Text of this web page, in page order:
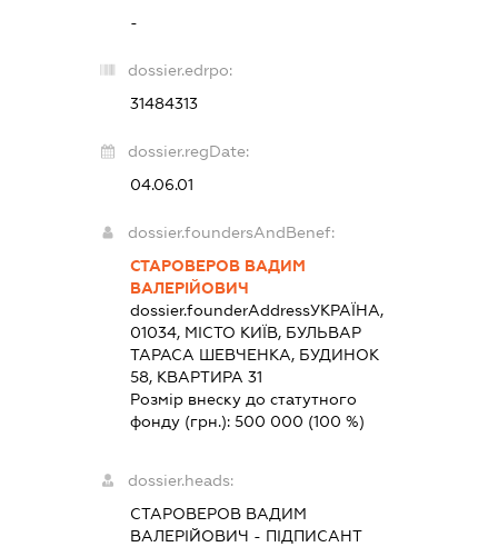
-
dossier.edrpo:
31484313
dossier.regDate:
04.06.01
dossier.foundersAndBenef:
СТАРОВЕРОВ ВАДИМ
ВАЛЕРІЙОВИЧ
dossier.founderAddressУКРАЇНА,
01034, МІСТО КИЇВ, БУЛЬВАР
ТАРАСА ШЕВЧЕНКА, БУДИНОК
58, КВАРТИРА 31
Розмір внеску до статутного
фонду (грн.):500 000 (100 %)
dossier.heads:
СТАРОВЕРОВ ВАДИМ
ВАЛЕРІЙОВИЧ - ПІДПИСАНТ